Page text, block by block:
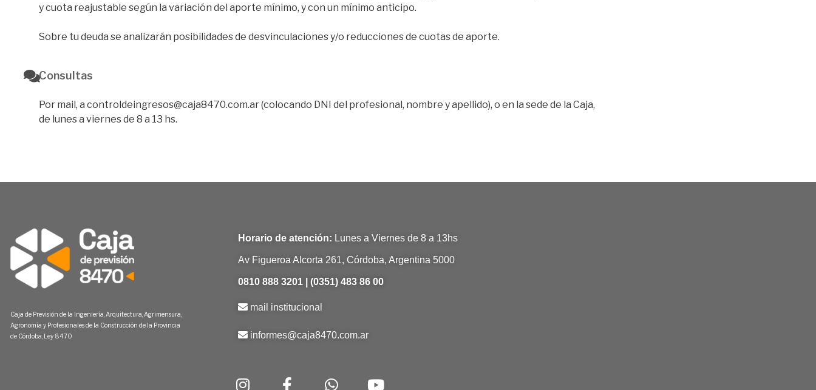
y cuota reajustable según la variación del aporte mínimo, y con un mínimo anticipo.
Sobre tu deuda se analizarán posibilidades de desvinculaciones y/o reducciones de cuotas de aporte.
Consultas
Por mail, a controldeingresos@caja8470.com.ar (colocando DNI del profesional, nombre y apellido), o en la sede de la Caja,
de lunes a viernes de 8 a 13 hs.
Caja de Previsión de la Ingeniería, Arquitectura, Agrimensura,
Agronomía y Profesionales de la Construcción de la Provincia
de Córdoba, Ley 8470
Horario de atención: Lunes a Viernes de 8 a 13hs
Av Figueroa Alcorta 261, Córdoba, Argentina 5000
0810 888 3201 | (0351) 483 86 00
mail institucional
informes@caja8470.com.ar